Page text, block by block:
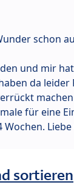
schon
und mir
da
für eine
sortieren